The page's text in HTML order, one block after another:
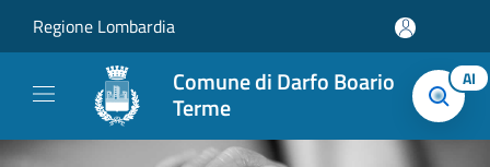
Regione Lombardia
Comune di Darfo Boario
Terme
AI